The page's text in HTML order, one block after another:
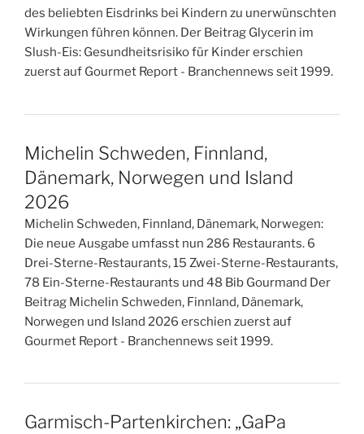
des beliebten Eisdrinks bei Kindern zu unerwünschten
Wirkungen führen können. Der Beitrag Glycerin im
Slush-Eis: Gesundheitsrisiko für Kinder erschien
zuerst auf Gourmet Report - Branchennews seit 1999.
Michelin Schweden, Finnland,
Dänemark, Norwegen und Island
2026
Michelin Schweden, Finnland, Dänemark, Norwegen:
Die neue Ausgabe umfasst nun 286 Restaurants. 6
Drei-Sterne-Restaurants, 15 Zwei-Sterne-Restaurants,
78 Ein-Sterne-Restaurants und 48 Bib Gourmand Der
Beitrag Michelin Schweden, Finnland, Dänemark,
Norwegen und Island 2026 erschien zuerst auf
Gourmet Report - Branchennews seit 1999.
Garmisch-Partenkirchen: „GaPa